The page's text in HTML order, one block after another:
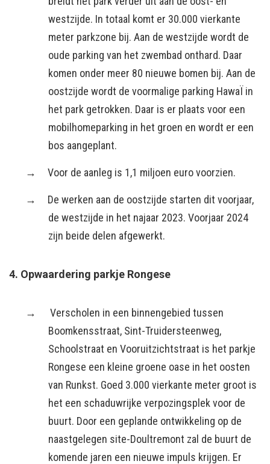
westzijde. In totaal komt er 30.000 vierkante
meter parkzone bij. Aan de westzijde wordt de
oude parking van het zwembad onthard. Daar
komen onder meer 80 nieuwe bomen bij. Aan de
oostzijde wordt de voormalige parking HawaÏ in
het park getrokken. Daar is er plaats voor een
mobilhomeparking in het groen en wordt er een
bos aangeplant.
Voor de aanleg is 1,1 miljoen euro voorzien.
De werken aan de oostzijde starten dit voorjaar,
de westzijde in het najaar 2023. Voorjaar 2024
zijn beide delen afgewerkt.
4. Opwaardering parkje Rongese
Verscholen in een binnengebied tussen
Boomkensstraat, Sint-Truidersteenweg,
Schoolstraat en Vooruitzichtstraat is het parkje
Rongese een kleine groene oase in het oosten
van Runkst. Goed 3.000 vierkante meter groot is
het een schaduwrijke verpozingsplek voor de
buurt. Door een geplande ontwikkeling op de
naastgelegen site-Doultremont zal de buurt de
komende jaren een nieuwe impuls krijgen. Er